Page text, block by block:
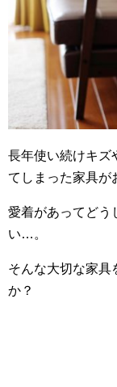
長年使い続けキズ
てしまった家具が
愛着があってどう
い…。
そんな大切な家具
か？